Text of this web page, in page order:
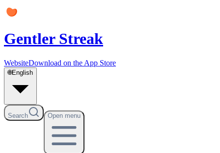
Gentler Streak
WebsiteDownload on the App Store
🌐English
Search Open menu